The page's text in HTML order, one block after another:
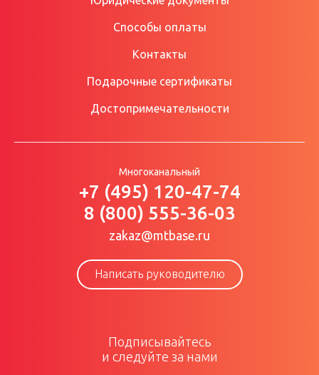
Способы оплаты
Контакты
Подарочные сертификаты
Достопримечательности
Многоканальный
+7 (495) 120-47-74
8 (800) 555-36-03
zakaz@mtbase.ru
Написать руководителю
Подписывайтесь
и следуйте за нами